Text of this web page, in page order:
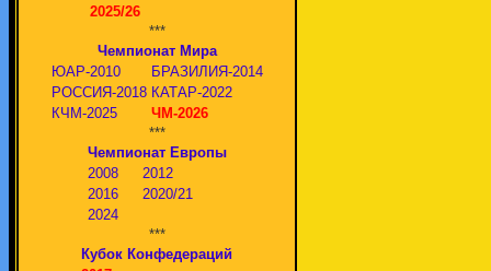
2025/26
***
Чемпионат Мира
ЮАР-2010
БРАЗИЛИЯ-2014
РОССИЯ-2018 КАТАР-2022
КЧМ-2025
ЧМ-2026
***
Чемпионат Европы
2008
2012
2016
2020/21
2024
***
Кубок Конфедераций